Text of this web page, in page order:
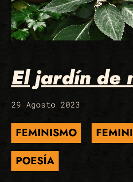
El jardín de
29 Agosto 2023
FEMINISMO
POESÍA